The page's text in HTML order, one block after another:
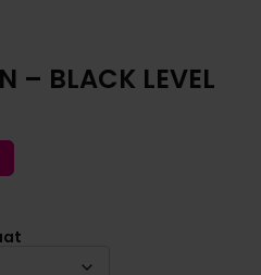
– BLACK LEVEL